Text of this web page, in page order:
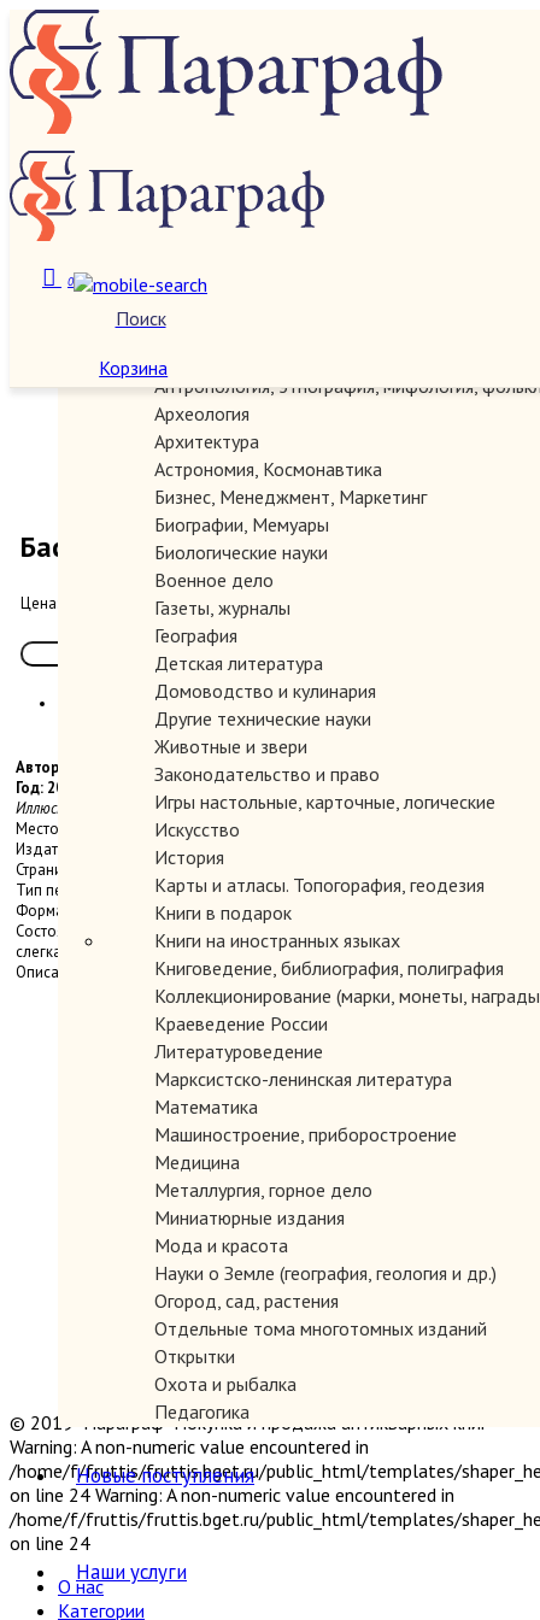
Поиск
0
Корзина
О нас
Категории
Автографы, документы, рукописи
Антропология, этнография, мифология,
Археология
Архитектура
Астрономия, Космонавтика
Бизнес, Менеджмент, Маркетинг
Биографии, Мемуары
Биологические науки
Военное дело
Газеты, журналы
География
Детская литература
Домоводство и кулинария
Другие технические науки
Животные и звери
Законодательство и право
Игры настольные, карточные, логические
Искусство
История
Карты и атласы. Топогорафия, геодезия
Книги в подарок
Книги на иностранных языках
Книговедение, библиография, полиграфия
Коллекционирование (марки, монеты,
Краеведение России
Литературоведение
Марксистско-ленинская литература
Математика
Машиностроение, приборостроение
Медицина
Металлургия, горное дело
Миниатюрные издания
Мода и красота
Науки о Земле (география, геология и др.)
Огород, сад, растения
Отдельные тома многотомных изданий
Открытки
Охота и рыбалка
Педагогика
Политология, геополитика, дипломатия
Популярная научно-техническая литература
Промышленность, производство
Психология
Религия
Новые поступления
Наши услуги
Басни.
Цена: 4000.00 руб.
Автор: Крылов И.А.
Год: 2002
Иллюстрации Эжена Ламбера.
Место издания: М.
Издательство: Рипол Классик.
Страниц: 560 с., ил.
Тип переплета: Твердый
Формат книги: Миниатюрный
Состояние: Отличное. Подарочный цельнокожаный переплет. Корешок
слегка выгоревший.
Описание:
© 2019 "Параграф" Покупка и продажа антикварных книг
Warning: A non-numeric value encountered in
/home/f/fruttis/fruttis.bget.ru/public_html/templates/
on line 24 Warning: A non-numeric value encountered in
/home/f/fruttis/fruttis.bget.ru/public_html/templates/
on line 24
О нас
Категории